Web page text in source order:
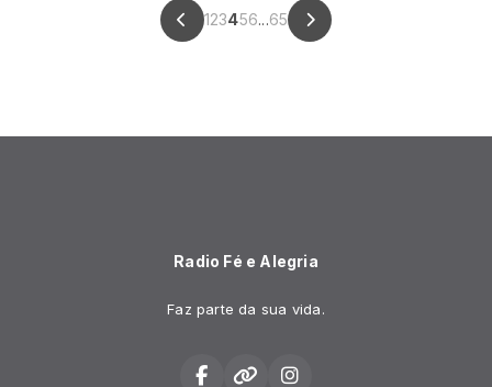
123456...65
Radio Fé e Alegria
Faz parte da sua vida.